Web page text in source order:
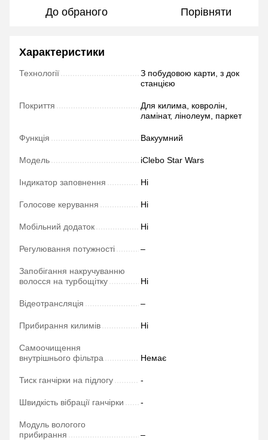
До обраного Порівняти
Характеристики
Технології
З побудовою карти, з док
станцією
Покриття
Для килима, ковролін,
ламінат, лінолеум, паркет
Функція Вакуумний
Модель iClebo Star Wars
Індикатор заповнення Ні
Голосове керування Ні
Мобільний додаток Ні
Регулювання потужності –
Запобігання накручуванню
волосся на турбощітку
Ні
Відеотрансляція –
Прибирання килимів Ні
Самоочищення
внутрішнього фільтра
Немає
Тиск ганчірки на підлогу -
Швидкість вібрації ганчірки -
Модуль вологого
прибирання
–